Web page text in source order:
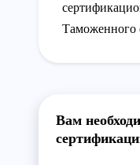
Таможенного
Вам